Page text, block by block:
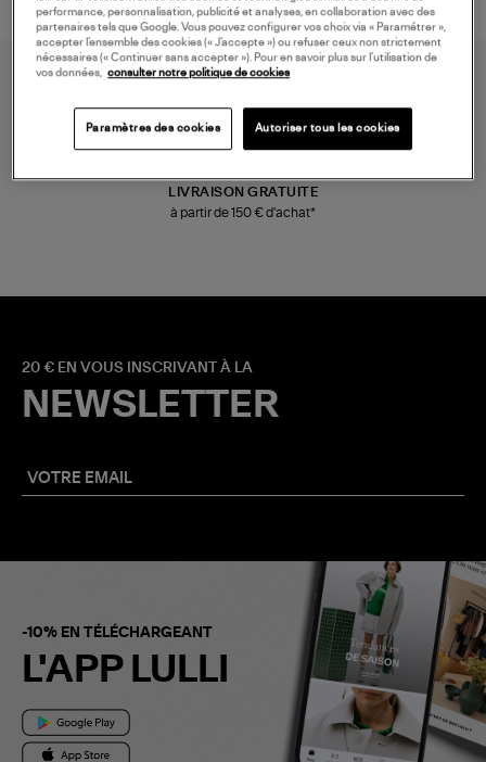
LIVRAISON GRATUITE
à partir de 150 € d'achat*
20 € EN VOUS INSCRIVANT À LA
NEWSLETTER
-10% EN TÉLÉCHARGEANT
L'APP LULLI
performance, personnalisation, publicité et analyses, en collaboration avec des
partenaires tels que Google. Vous pouvez configurer vos choix via « Paramétrer »,
accepter l’ensemble des cookies (« J’accepte ») ou refuser ceux non strictement
nécessaires (« Continuer sans accepter »). Pour en savoir plus sur l’utilisation de
vos données, consulter notre politique de cookies
Paramètres des cookies Autoriser tous les cookies